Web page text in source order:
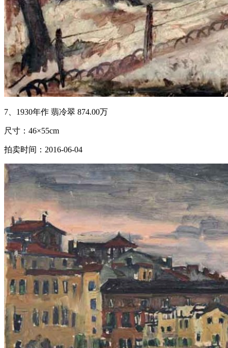
7、1930年作 翡冷翠 874.00万
尺寸：46×55cm
拍卖时间：2016-06-04